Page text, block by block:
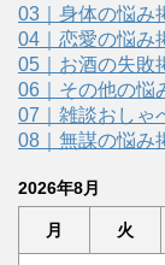
03｜身体の悩み
04｜恋愛の悩み
05｜お酒の失敗
06｜その他の悩
07｜雑談おしゃ
08｜無謀の悩み
2026年8月
月 火